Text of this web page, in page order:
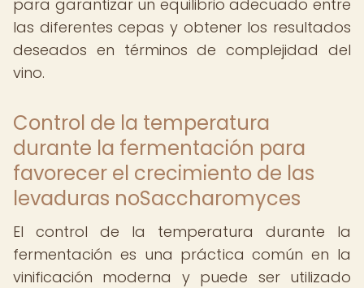
para garantizar un equilibrio adecuado entre
las diferentes cepas y obtener los resultados
deseados en términos de complejidad del
vino.
Control de la temperatura
durante la fermentación para
favorecer el crecimiento de las
levaduras noSaccharomyces
El control de la temperatura durante la
fermentación es una práctica común en la
vinificación moderna y puede ser utilizado